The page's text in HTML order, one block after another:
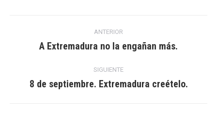
entre
publicaciones
ANTERIOR
Publicación
A Extremadura no la engañan más.
SIGUIENTE
Publicación
8 de septiembre. Extremadura creételo.